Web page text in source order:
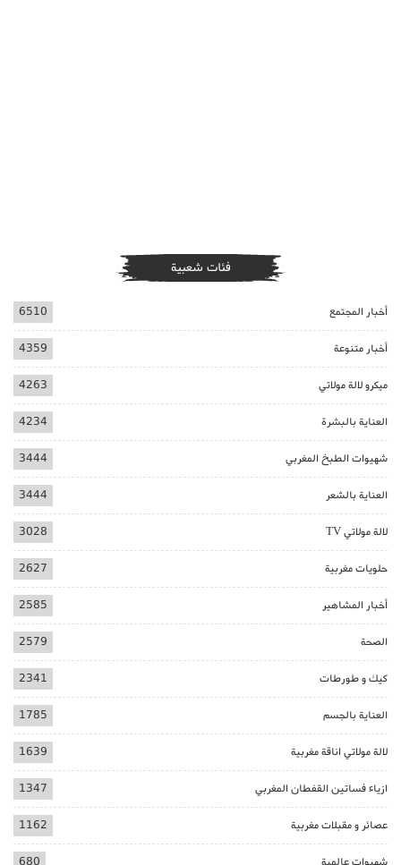
فئات شعبية
أخبار المجتمع 6510
أخبار متنوعة 4359
ميكرو لالة مولاتي 4263
العناية بالبشرة 4234
شهيوات الطبخ المغربي 3444
العناية بالشعر 3444
لالة مولاتي TV 3028
حلويات مغربية 2627
أخبار المشاهير 2585
الصحة 2579
كيك و طورطات 2341
العناية بالجسم 1785
لالة مولاتي اناقة مغربية 1639
ازياء فساتين القفطان المغربي 1347
عصائر و مقبلات مغربية 1162